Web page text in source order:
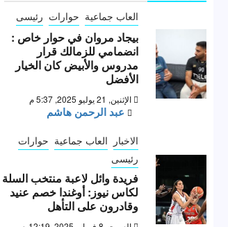
العاب جماعية حوارات رئيسى
بيجاد مروان في حوار خاص :
انضمامي للزمالك قرار
مدروس والأبيض كان الخيار
الأفضل
الإثنين, 21 يوليو 2025, 5:37 م
عبد الرحمن هاشم
الاخبار العاب جماعية حوارات
رئيسى
فريدة وائل لاعبة منتخب السلة
لكاس نيوز: أوغندا خصم عنيد
وقادرون على التأهل